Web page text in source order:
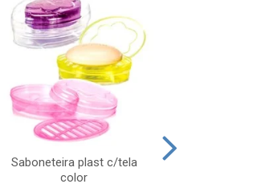
Saboneteira plast c/tela
color